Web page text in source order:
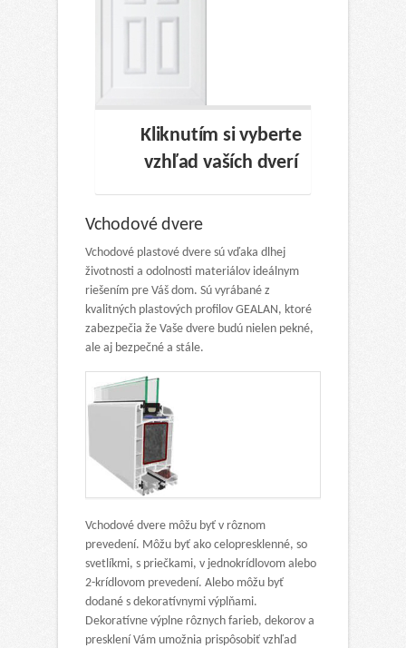
Kliknutím si vyberte
vzhľad vaších dverí
Vchodové dvere
Vchodové plastové dvere sú vďaka dlhej
životnosti a odolnosti materiálov ideálnym
riešením pre Váš dom. Sú vyrábané z
kvalitných plastových profilov GEALAN, ktoré
zabezpečia že Vaše dvere budú nielen pekné,
ale aj bezpečné a stále.
Vchodové dvere môžu byť v rôznom
prevedení. Môžu byť ako celopresklenné, so
svetlíkmi, s priečkami, v jednokrídlovom alebo
2-krídlovom prevedení. Alebo môžu byť
dodané s dekoratívnymi výplňami.
Dekoratívne výplne rôznych farieb, dekorov a
presklení Vám umožnia prispôsobiť vzhľad